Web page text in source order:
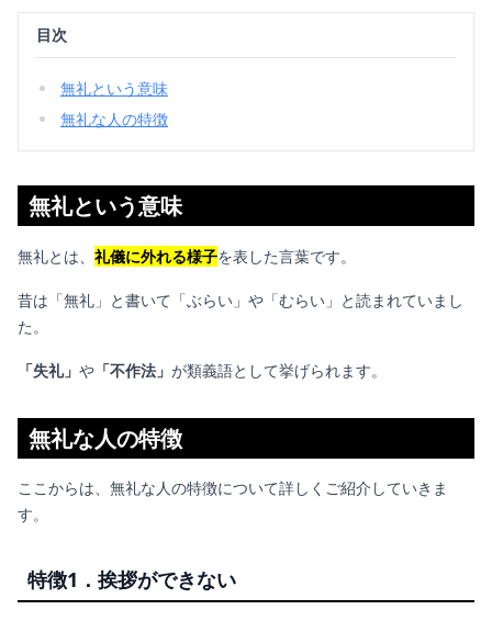
目次
無礼という意味
無礼な人の特徴
無礼という意味
無礼とは、 礼儀に外れる様子を表した言葉です。
昔は「無礼」と書いて「ぶらい」や「むらい」と読まれていまし
た。
「失礼」 や 「不作法」 が類義語として挙げられます。
無礼な人の特徴
ここからは、無礼な人の特徴について詳しくご紹介していきま
す。
特徴1．挨拶ができない